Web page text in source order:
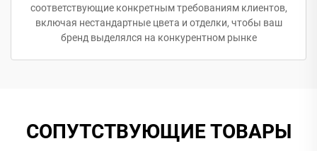
соответствующие конкретным требованиям клиентов,
включая нестандартные цвета и отделки, чтобы ваш
бренд выделялся на конкурентном рынке
СОПУТСТВУЮЩИЕ ТОВАРЫ